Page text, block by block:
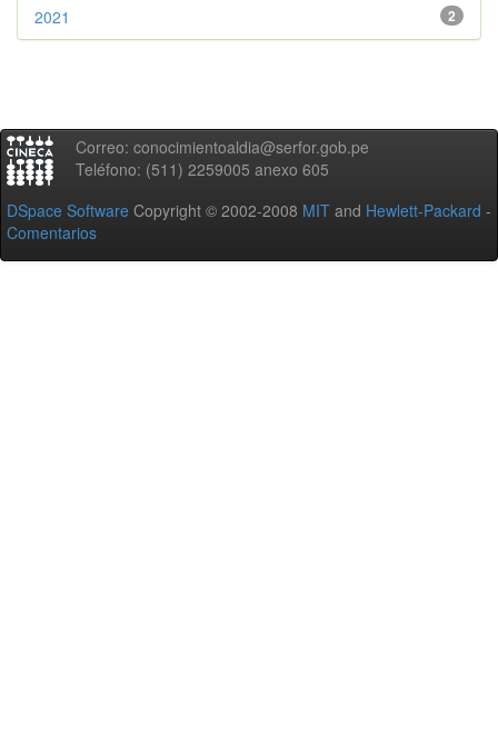
2
2021
Correo: conocimientoaldia@serfor.gob.pe
Teléfono: (511) 2259005 anexo 605
DSpace Software Copyright © 2002-2008 MIT and Hewlett-Packard -
Comentarios